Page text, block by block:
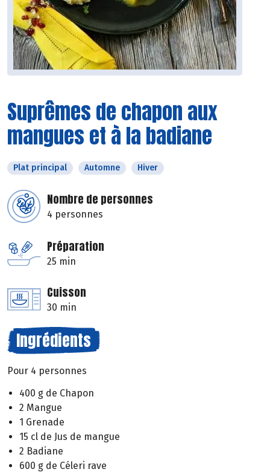
Suprêmes de chapon aux
mangues et à la badiane
Plat principal Automne Hiver
Nombre de personnes
4 personnes
Préparation
25 min
Cuisson
30 min
Ingrédients
Pour 4 personnes
400 g de Chapon
2 Mangue
1 Grenade
15 cl de Jus de mangue
2 Badiane
600 g de Céleri rave